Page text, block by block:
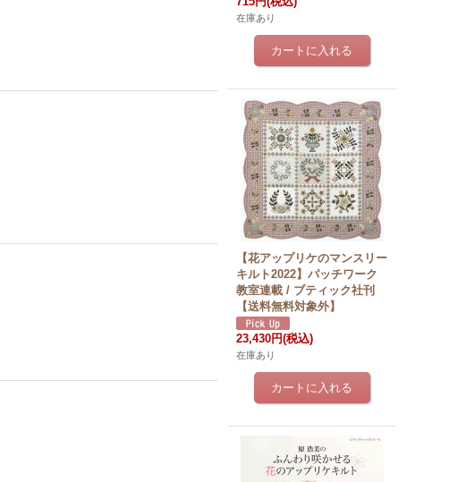
在庫あり
【花アップリケのマンスリー
キルト2022】パッチワーク
教室連載 / ブティック社刊
【送料無料対象外】
23,430円(税込)
在庫あり